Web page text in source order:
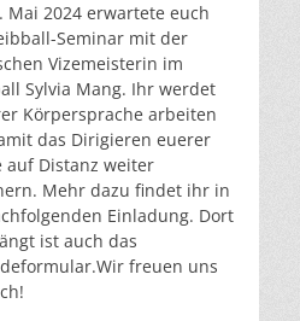
Mai 2024 erwartete euch
Seminar mit der
Vizemeisterin im
Sylvia Mang. Ihr werdet
Körpersprache arbeiten
das Dirigieren euerer
auf Distanz weiter
Mehr dazu findet ihr in
Einladung. Dort
ist auch das
freuen uns